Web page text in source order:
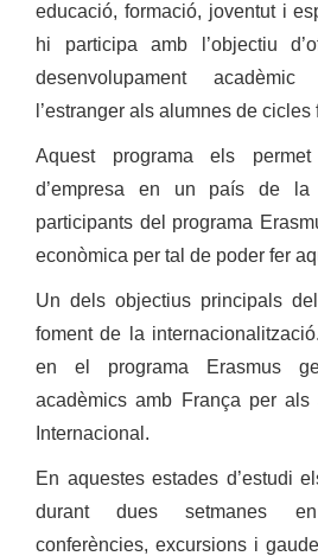
educació, formació, joventut i
hi participa amb l’objectiu
desenvolupament
l’estranger als alumnes de cicles
Aquest programa els
d’empresa en un país de la
participants del programa
econòmica per tal de poder fer
Un dels objectius principals
foment de la
en el programa Erasmus
acadèmics amb França per als
Internacional.
En aquestes estades d’estudi
durant dues setmanes
conferències, excursions i